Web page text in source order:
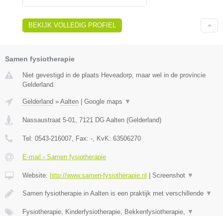
BEKIJK VOLLEDIG PROFIEL
Samen fysiotherapie
Niet gevestigd in de plaats Heveadorp, maar wel in de provincie
Gelderland.
Gelderland » Aalten Google maps ▼
Nassaustraat 5-01 7121 DG Aalten (Gelderland)
Tel: 0543-216007 , Fax: - , KvK: 63506270
E-mail › Samen fysiotherapie
Website: http://www.samen-fysiotherapie.nl Screenshot ▼
Samen fysiotherapie in Aalten is een praktijk met verschillende ▼
Fysiotherapie, Kinderfysiotherapie, Bekkenfysiotherapie, ▼